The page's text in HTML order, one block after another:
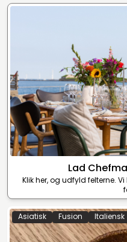
Lad
Klik her, og udfyld felterne.
Asiatisk Fusion Italiensk